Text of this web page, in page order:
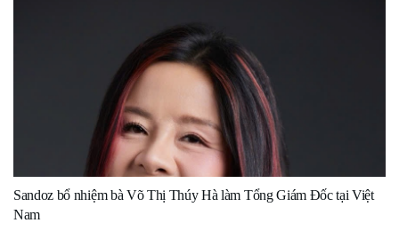
Sandoz bổ nhiệm bà Võ Thị Thúy Hà làm Tổng Giám Đốc tại Việt
Nam